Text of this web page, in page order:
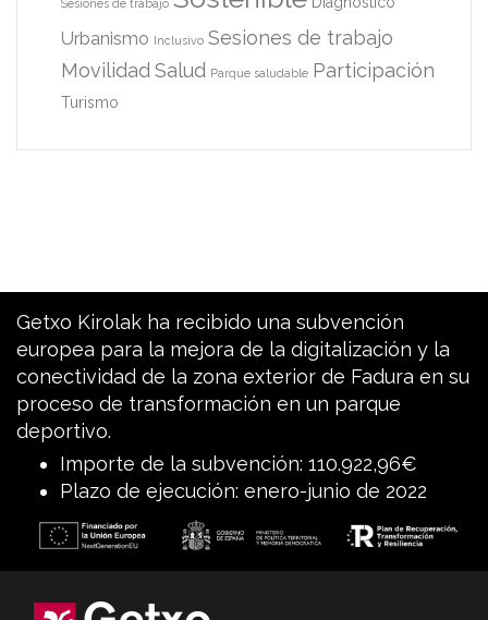
Sesiones de trabajo
Urbanismo Inclusivo Sesiones de trabajo
Movilidad Salud Parque saludable Participación
Turismo
Getxo Kirolak ha recibido una subvención
europea para la mejora de la digitalización y la
conectividad de la zona exterior de Fadura en su
proceso de transformación en un parque
deportivo.
Importe de la subvención: 110.922,96€
Plazo de ejecución: enero-junio de 2022